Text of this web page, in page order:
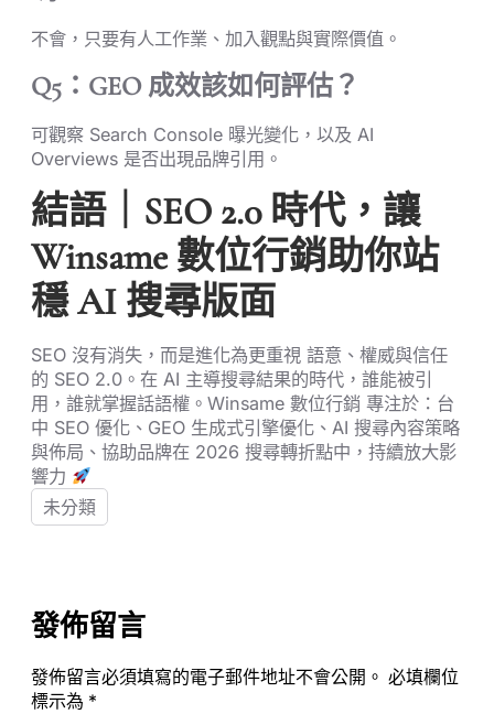
不會，只要有人工作業、加入觀點與實際價值。
Q5：GEO 成效該如何評估？
可觀察 Search Console 曝光變化，以及 AI
Overviews 是否出現品牌引用。
結語｜SEO 2.0 時代，讓
Winsame 數位行銷助你站
穩 AI 搜尋版面
SEO 沒有消失，而是進化為更重視 語意、權威與信任
的 SEO 2.0。在 AI 主導搜尋結果的時代，誰能被引
用，誰就掌握話語權。Winsame 數位行銷 專注於：台
中 SEO 優化、GEO 生成式引擎優化、AI 搜尋內容策略
與佈局、協助品牌在 2026 搜尋轉折點中，持續放大影
響力
未分類
發佈留言
發佈留言必須填寫的電子郵件地址不會公開。 必填欄位
標示為 *